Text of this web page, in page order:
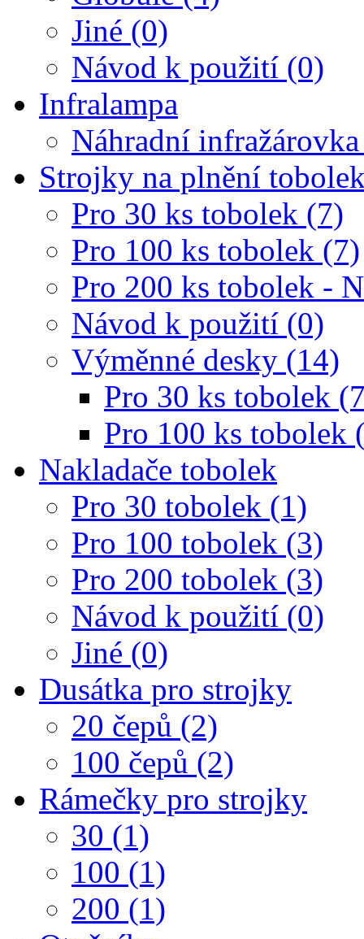
Jiné (0)
Návod k použití (0)
Infralampa
Náhradní
Strojky na plnění
Pro 30 ks tobolek (7)
Pro 100 ks tobolek (7)
Pro 200 ks tobolek -
Návod k použití (0)
Výměnné desky (14)
Pro 30 ks tobolek
Pro 100 ks tobolek
Nakladače tobolek
Pro 30 tobolek (1)
Pro 100 tobolek (3)
Pro 200 tobolek (3)
Návod k použití (0)
Jiné (0)
Dusátka pro strojky
20 čepů (2)
100 čepů (2)
Rámečky pro strojky
30 (1)
100 (1)
200 (1)